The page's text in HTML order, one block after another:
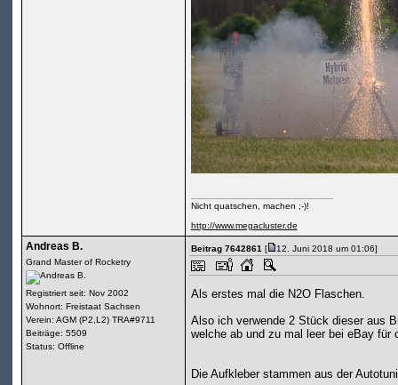
Nicht quatschen, machen ;-)!
http://www.megacluster.de
Andreas B.
Grand Master of Rocketry
Registriert seit: Nov 2002
Wohnort: Freistaat Sachsen
Verein: AGM (P2,L2) TRA#9711
Beiträge: 5509
Status: Offline
Beitrag 7642861[ 12. Juni 2018 um 01:06]
Als erstes mal die N2O Flaschen.
Also ich verwende 2 Stück dieser aus
welche ab und zu mal leer bei eBay
Die Aufkleber stammen aus der